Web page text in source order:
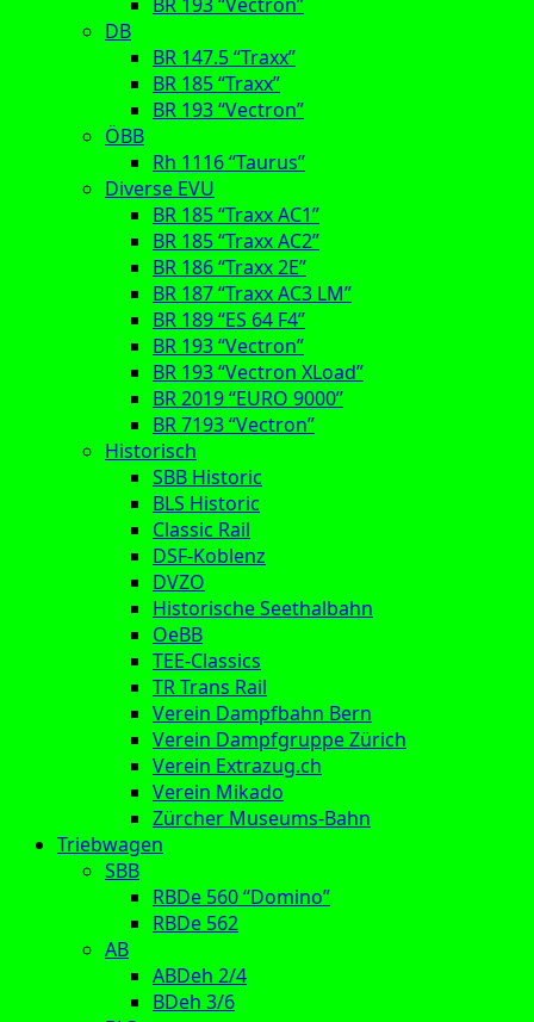
DB
BR 147.5 “Traxx”
BR 185 “Traxx”
BR 193 “Vectron”
ÖBB
Rh 1116 “Taurus”
Diverse EVU
BR 185 “Traxx AC1”
BR 185 “Traxx AC2”
BR 186 “Traxx 2E”
BR 187 “Traxx AC3 LM”
BR 189 “ES 64 F4”
BR 193 “Vectron”
BR 193 “Vectron XLoad”
BR 2019 “EURO 9000”
BR 7193 “Vectron”
Historisch
SBB Historic
BLS Historic
Classic Rail
DSF-Koblenz
DVZO
Historische Seethalbahn
OeBB
TEE-Classics
TR Trans Rail
Verein Dampfbahn Bern
Verein Dampfgruppe Zürich
Verein Extrazug.ch
Verein Mikado
Zürcher Museums-Bahn
Triebwagen
SBB
RBDe 560 “Domino”
RBDe 562
AB
ABDeh 2/4
BDeh 3/6